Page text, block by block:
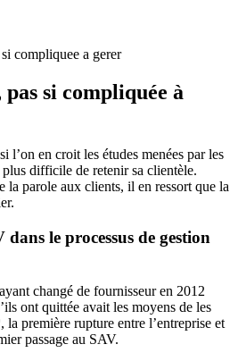
compliquee a gerer
si compliquée à
en croit les études menées par les
difficile de retenir sa clientèle.
la parole aux clients, il en ressort que la
le processus de gestion
changé de fournisseur en 2012
ont quittée avait les moyens de les
première rupture entre l’entreprise et
passage au SAV.